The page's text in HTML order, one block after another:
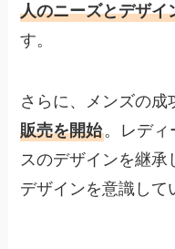
人のニーズとデザイ
す。
さらに、メンズの成
販売を開始。レディ
スのデザインを継承
デザインを意識して